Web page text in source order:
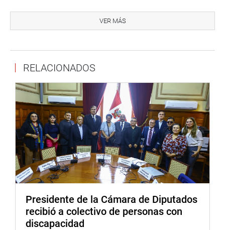
honorario del Perú en Seattle, Washington, Estados
Unidos, Miguel Ángel Velásquez y serán destinados a 105
Estuvieron presentes los congresistas Alejandro Soto
Reyes de Alianza Para el Progreso, Hitler Saavedra
Casternoque de Somos Perú, Jessica Córdova Lobatón de
Avanza País Partido de Integración Social y David
Jiménez Heredia de Fuerza Popular.
Los legisladores, representantes de las regiones Cusco,
Loreto, Lambayeque y Junín hicieron entrega de presentes
al cónsul honorario del Perú en Seattle. Coincidieron en
destacar la gran labor que realiza a favor del Cuerpo
ayuda que se requiere para la atención de las
emergencias.
VER MÁS
RELACIONADOS
Presidente de la Cámara de Diputados
recibió a colectivo de personas con
discapacidad